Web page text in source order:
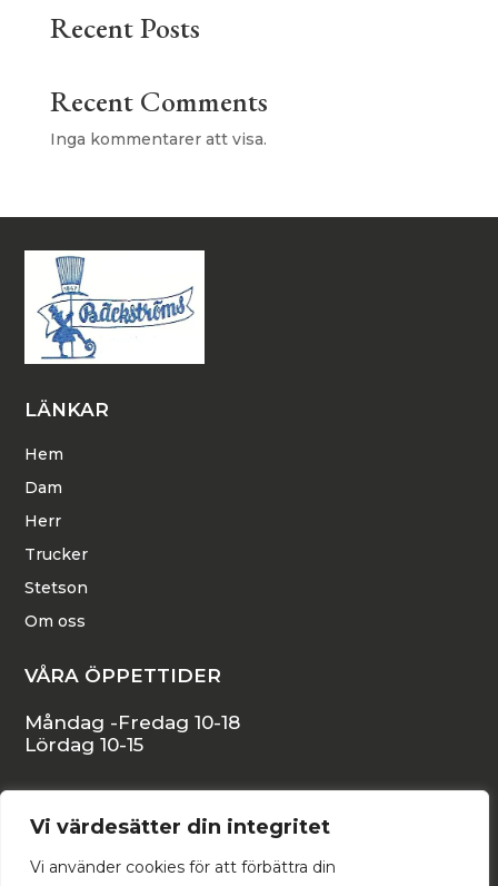
Vi värdesätter din integritet
Vi använder cookies för att förbättra din
Recent Posts
Recent Comments
Inga kommentarer att visa.
LÄNKAR
Hem
Dam
Herr
Trucker
Stetson
Om oss
VÅRA ÖPPETTIDER
Måndag -Fredag 10-18
Lördag 10-15
Stora Östergatan 16, 271 34 YSTAD